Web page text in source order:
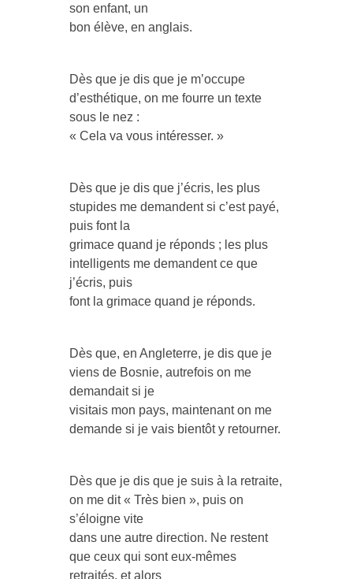
son enfant, un
bon élève, en anglais.
Dès que je dis que je m’occupe
d’esthétique, on me fourre un texte
sous le nez :
« Cela va vous intéresser. »
Dès que je dis que j’écris, les plus
stupides me demandent si c’est payé,
puis font la
grimace quand je réponds ; les plus
intelligents me demandent ce que
j’écris, puis
font la grimace quand je réponds.
Dès que, en Angleterre, je dis que je
viens de Bosnie, autrefois on me
demandait si je
visitais mon pays, maintenant on me
demande si je vais bientôt y retourner.
Dès que je dis que je suis à la retraite,
on me dit « Très bien », puis on
s’éloigne vite
dans une autre direction. Ne restent
que ceux qui sont eux-mêmes
retraités, et alors